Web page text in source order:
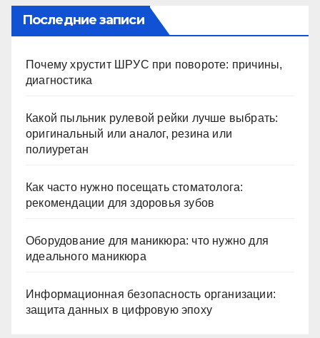
Последние записи
Почему хрустит ШРУС при повороте: причины,
диагностика
Какой пыльник рулевой рейки лучше выбрать:
оригинальный или аналог, резина или
полиуретан
Как часто нужно посещать стоматолога:
рекомендации для здоровья зубов
Оборудование для маникюра: что нужно для
идеального маникюра
Информационная безопасность организации:
защита данных в цифровую эпоху